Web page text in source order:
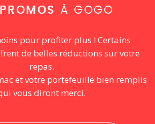
À GOGO
pour profiter plus ! Certains
de belles réductions sur votre
repas.
et votre portefeuille bien remplis
vous diront merci.